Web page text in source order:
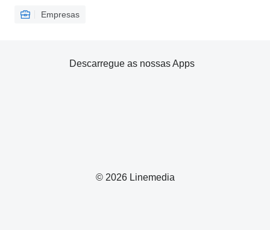
Empresas
© 2026 Linemedia
Descarregue as nossas Apps